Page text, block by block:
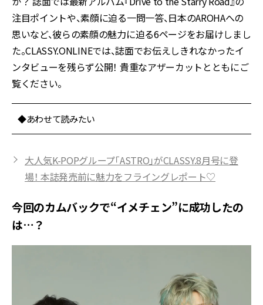
注目ポイントや、素顔に迫る一問一答、日本のAROHAへの
思いなど、彼らの素顔の魅力に迫る6ページをお届けしまし
た。CLASSY.ONLINEでは、誌面でお伝えしきれなかったイ
ンタビューを残らず公開！ 貴重なアザーカットとともにご
覧ください。
◆あわせて読みたい
大人気K-POPグループ「ASTRO」がCLASSY.8月号に登
場！ 本誌発売前に魅力をフライングレポート♡
今回のカムバックで“イメチェン”に成功したの
は…？